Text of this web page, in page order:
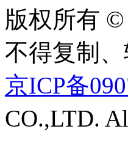
版权所有
不得复制
京ICP备
CO.,LTD.